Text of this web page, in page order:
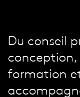
Du conseil
formation